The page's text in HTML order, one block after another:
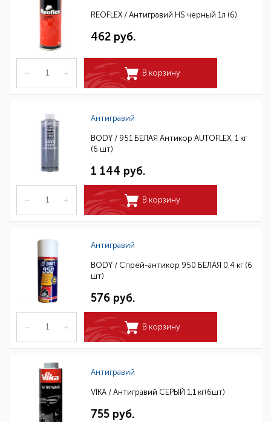
REOFLEX / Антигравий HS черный 1л (6)
462 руб.
– + В корзину
Антигравий
BODY / 951 БЕЛАЯ Антикор AUTOFLEX, 1 кг
(6 шт)
1 144 руб.
– + В корзину
Антигравий
BODY / Спрей-антикор 950 БЕЛАЯ 0,4 кг (6
шт)
576 руб.
– + В корзину
Антигравий
VIKA / Антигравий СЕРЫЙ 1,1 кг(6шт)
755 руб.